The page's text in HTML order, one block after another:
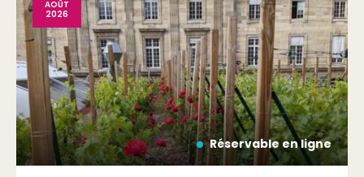
Réservable en ligne
AOÛT
2026